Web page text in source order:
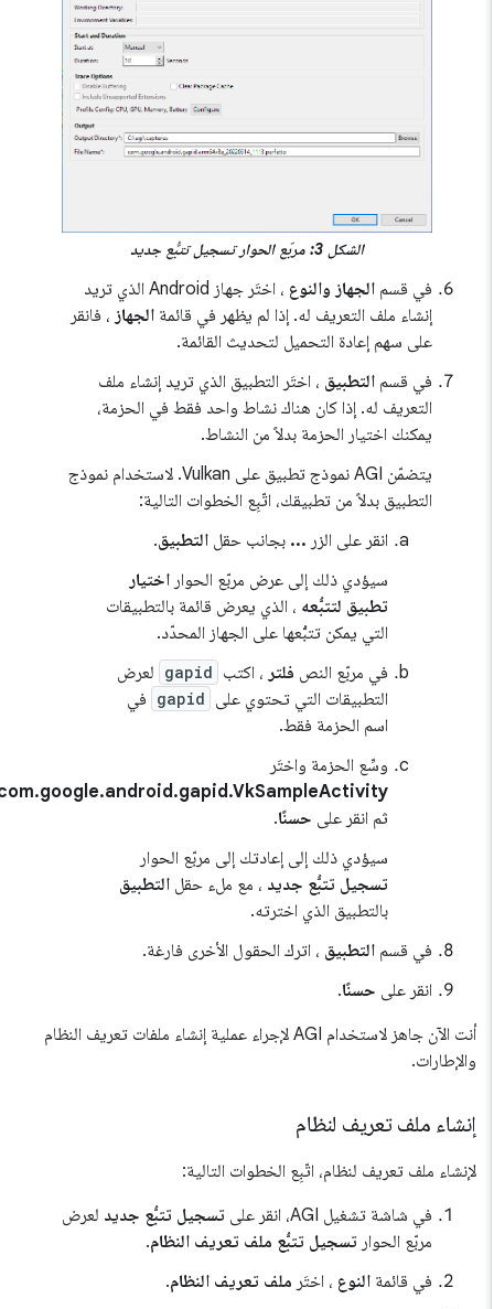
الشكل 3: مربّع الحوار تسجيل تتبُّع جديد
في قسمالجهاز والنوع
، اختَر جهاز Android الذي تريد
إنشاء ملف التعريف له. إذا لم يظهر في قائمةالجهاز، فانقر
على سهم إعادة التحميل لتحديث القائمة.
في قسمالتطبيق، اختَر التطبيق الذي تريد إنشاء ملف
التعريف له. إذا كان هناك نشاط واحد فقط في الحزمة،
يمكنك اختيار الحزمة بدلاً من النشاط.
يتضمّن AGI نموذج تطبيق على Vulkan. لاستخدام نموذج
التطبيق بدلاً من تطبيقك، اتّبِع الخطوات التالية:
انقر على الزر ...بجانب حقل التطبيق.
سيؤدي ذلك إلى عرض مربّع الحوار اختيار
تطبيق لتتبُّعه، الذي يعرض قائمة بالتطبيقات
التي يمكن تتبُّعها على الجهاز المحدّد.
في مربّع النص فلتر، اكتب gapid لعرض
التطبيقات التي تحتوي على
gapid في
اسم الحزمة فقط.
وسِّع الحزمة واختَر
com.google.android.gapid.VkSampleActivity،
ثم انقر على حسنًا.
سيؤدي ذلك إلى إعادتك إلى مربّع الحوار
تسجيل تتبُّع جديد، مع ملء حقل التطبيق
بالتطبيق الذي اخترته.
في قسمالتطبيق، اترك الحقول الأخرى فارغة.
انقر على حسنًا.
أنت الآن جاهز لاستخدام AGI لإجراء عملية إنشاء ملفات تعريف النظام
والإطارات.
إنشاء ملف تعريف لنظام
لإنشاء ملف تعريف لنظام، اتّبِع الخطوات التالية:
في شاشة تشغيل AGI، انقر على
تسجيل تتبُّع جديدلعرض
مربّع الحوار تسجيل تتبُّع ملف تعريف النظام.
في قائمةالنوع، اختَر ملف تعريف النظام.